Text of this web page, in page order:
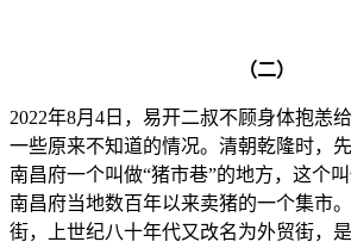
（二）
2022年8月4日，易开二叔不顾身体抱恙
一些原来不知道的情况。清朝乾隆时，
南昌府一个叫做“猪市巷”的地方，这个
南昌府当地数百年以来卖猪的一个集市
街，上世纪八十年代又改名为外贸街，